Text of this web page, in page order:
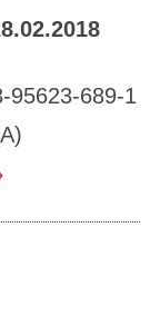
95623-689-1